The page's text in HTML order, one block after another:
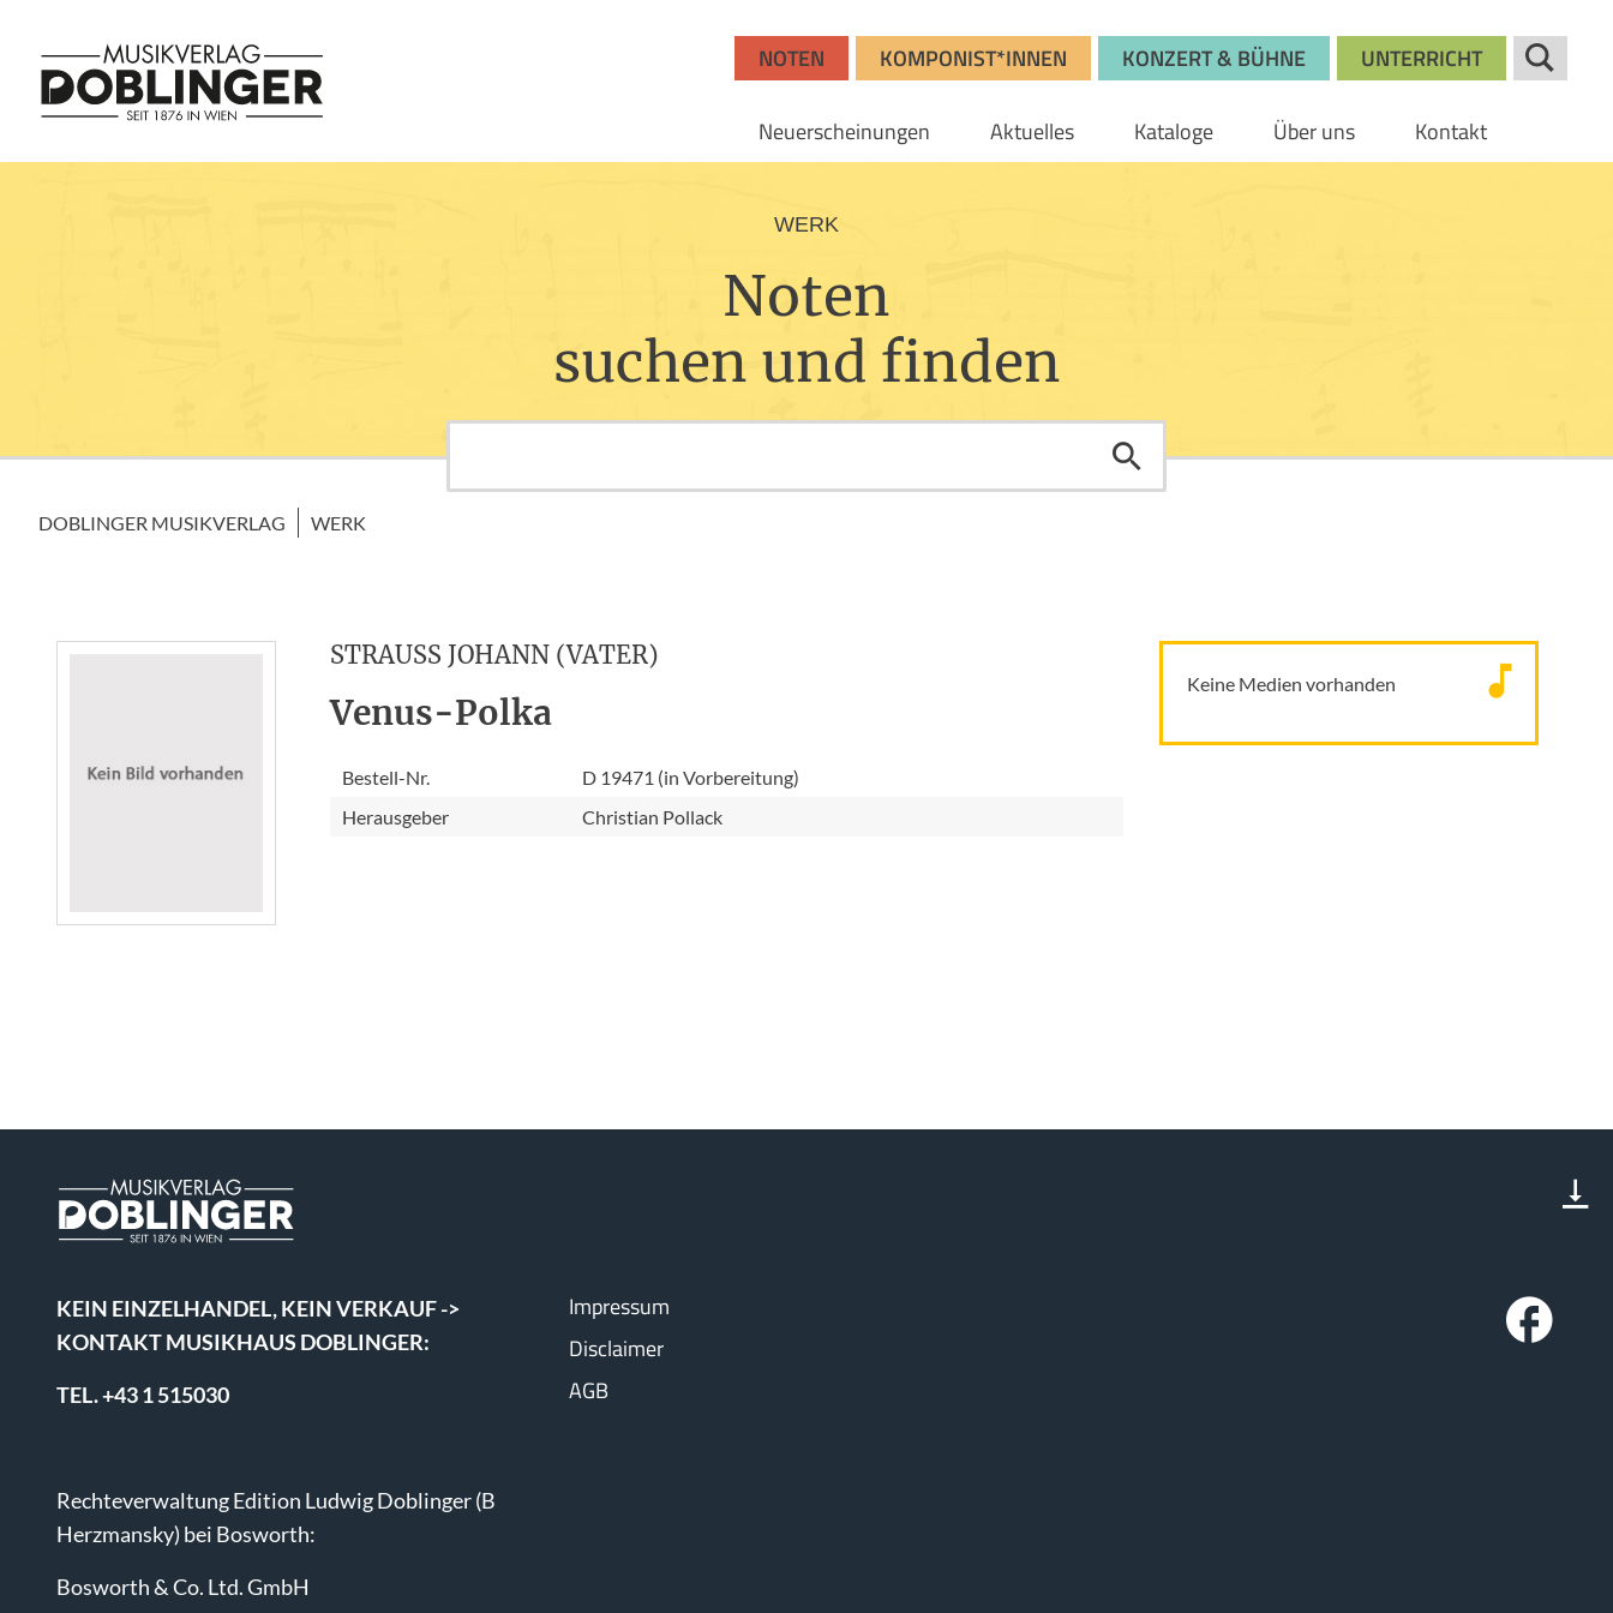
NOTEN KOMPONIST*INNEN KONZERT & BÜHNE UNTERRICHT
Neuerscheinungen Aktuelles Kataloge Über uns Kontakt
WERK
Noten
suchen und finden
DOBLINGER MUSIKVERLAG WERK
STRAUSS JOHANN (VATER)
Venus-Polka
Bestell-Nr.
D 19471 (in Vorbereitung)
Herausgeber
Christian Pollack
Keine Medien vorhanden
KEIN EINZELHANDEL, KEIN VERKAUF ->
KONTAKT MUSIKHAUS DOBLINGER:
TEL. +43 1 515030
Rechteverwaltung Edition Ludwig Doblinger (B
Herzmansky) bei Bosworth:
Bosworth & Co. Ltd. GmbH
Impressum
Disclaimer
AGB